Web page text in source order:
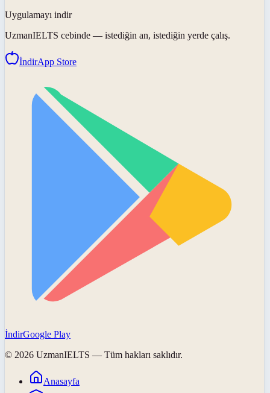
Uygulamayı indir
UzmanIELTS cebinde — istediğin an, istediğin yerde çalış.
İndirApp Store
İndirGoogle Play
© 2026 UzmanIELTS — Tüm hakları saklıdır.
Anasayfa